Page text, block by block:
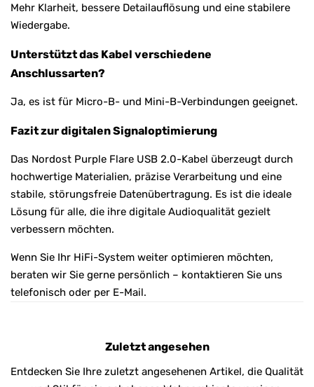
Mehr Klarheit, bessere Detailauflösung und eine stabilere
Wiedergabe.
Unterstützt das Kabel verschiedene
Anschlussarten?
Ja, es ist für Micro-B- und Mini-B-Verbindungen geeignet.
Fazit zur digitalen Signaloptimierung
Das Nordost Purple Flare USB 2.0-Kabel überzeugt durch
hochwertige Materialien, präzise Verarbeitung und eine
stabile, störungsfreie Datenübertragung. Es ist die ideale
Lösung für alle, die ihre digitale Audioqualität gezielt
verbessern möchten.
Wenn Sie Ihr HiFi-System weiter optimieren möchten,
beraten wir Sie gerne persönlich – kontaktieren Sie uns
telefonisch oder per E-Mail.
Zuletzt angesehen
Entdecken Sie Ihre zuletzt angesehenen Artikel, die Qualität